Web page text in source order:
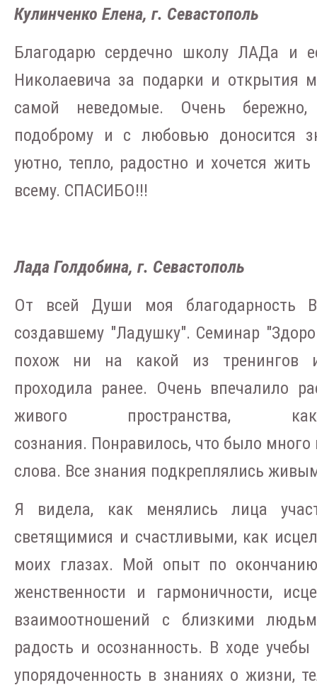
Кулинченко Елена, г. Севастополь
Благодарю сердечно школу ЛАДа и
Николаевича за подарки и
самой неведомые. Очень бережно,
подоброму и с любовью доносится
уютно, тепло, радостно и хочется
всему. СПАСИБО!!!
Лада Голдобина, г. Севастополь
От всей Души моя благодарность
создавшему "Ладушку". Семинар
похож ни на какой из тренингов
проходила ранее. Очень впечалило
живого пространства,
сознания. Понравилось, что было много
слова. Все знания подкреплялись
Я видела, как менялись лица
светящимися и счастливыми, как
моих глазах. Мой опыт по
женственности и гармоничности,
взаимоотношений с близкими
радость и осознанность. В ходе
упорядоченность в знаниях о жизни,